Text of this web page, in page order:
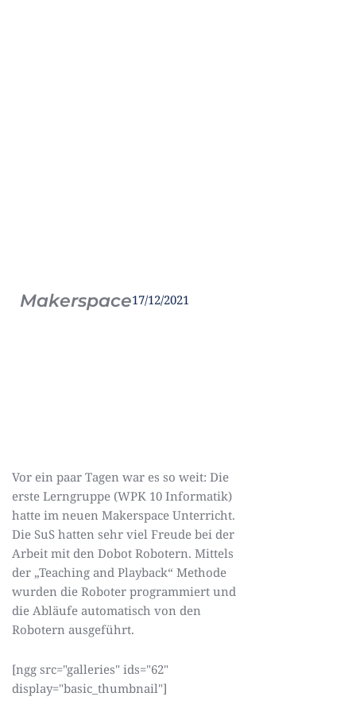
Makerspace17/12/2021
Vor ein paar Tagen war es so weit: Die
erste Lerngruppe (WPK 10 Informatik)
hatte im neuen Makerspace Unterricht.
Die SuS hatten sehr viel Freude bei der
Arbeit mit den Dobot Robotern. Mittels
der „Teaching and Playback“ Methode
wurden die Roboter programmiert und
die Abläufe automatisch von den
Robotern ausgeführt.
[ngg src="galleries" ids="62"
display="basic_thumbnail"]